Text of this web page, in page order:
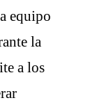
equipo
la
a los